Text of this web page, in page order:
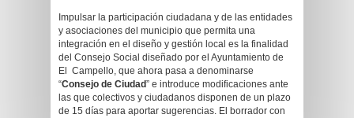
Impulsar la participación ciudadana y de las entidades
y asociaciones del municipio que permita una
integración en el diseño y gestión local es la finalidad
del Consejo Social diseñado por el Ayuntamiento de
El Campello, que ahora pasa a denominarse
“Consejo de Ciudad” e introduce modificaciones ante
las que colectivos y ciudadanos disponen de un plazo
de 15 días para aportar sugerencias. El borrador con